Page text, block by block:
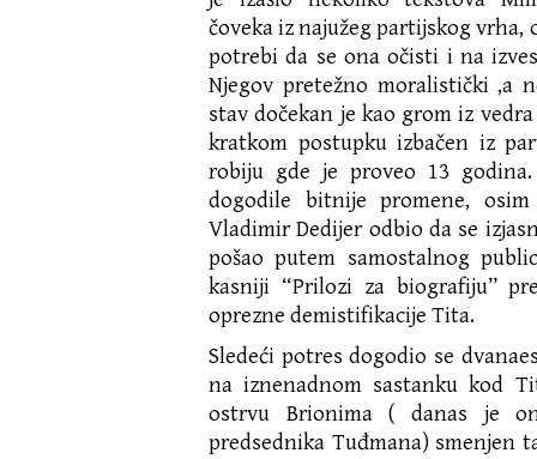
čoveka iz najužeg partijskog
potrebi da se ona očisti i na
Njegov pretežno moralistički ,a
stav dočekan je kao grom iz
kratkom postupku izbačen iz
robiju gde je proveo 13
dogodile bitnije promene,
Vladimir Dedijer odbio da se
pošao putem samostalnog
kasniji “Prilozi za biografiju”
oprezne demistifikacije Tita.
Sledeći potres dogodio se
na iznenadnom sastanku kod
ostrvu Brionima ( danas je
predsednika Tuđmana) smenjen